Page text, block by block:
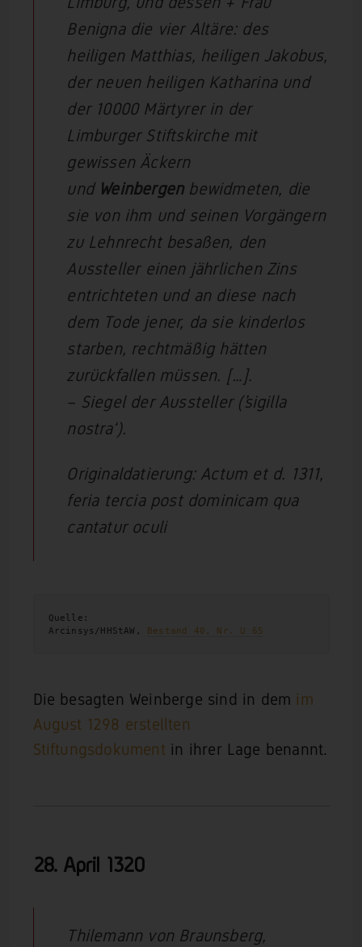
Benigna die vier Altäre: des
heiligen Matthias, heiligen Jakobus,
der neuen heiligen Katharina und
der 10000 Märtyrer in der
Limburger Stiftskirche mit
gewissen Äckern
und Weinbergen bewidmeten, die
sie von ihm und seinen Vorgängern
zu Lehnrecht besaßen, den
Aussteller einen jährlichen Zins
entrichteten und an diese nach
dem Tode jener, da sie kinderlos
starben, rechtmäßig hätten
zurückfallen müssen. […].
– Siegel der Aussteller (’sigilla
nostra‘).
Originaldatierung: Actum et d. 1311,
feria tercia post dominicam qua
cantatur oculi
Quelle:
Arcinsys/HHStAW, Bestand 40, Nr. U 65
Die besagten Weinberge sind in dem im
August 1298 erstellten
Stiftungsdokument in ihrer Lage benannt.
28. April 1320
Thilemann von Braunsberg,